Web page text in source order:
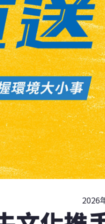
2026